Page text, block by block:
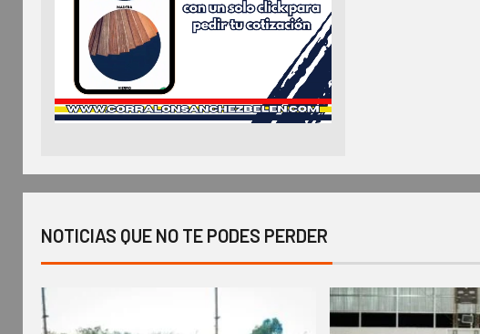
NOTICIAS QUE NO TE PODES PERDER